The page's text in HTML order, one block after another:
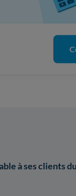
à ses clients du